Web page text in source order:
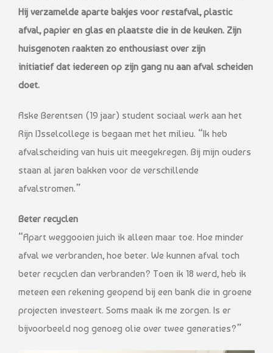
Hij verzamelde aparte bakjes voor restafval, plastic
afval, papier en glas en plaatste die in de keuken. Zijn
huisgenoten raakten zo enthousiast over zijn
initiatiefdat iedereen op zijn gang nu aan afval scheiden
doet.
Aske Berentsen (19 jaar) student sociaal werk aan het
Rijn IJsselcollege is begaan met het milieu. “Ik heb
afvalscheiding van huis uit meegekregen. Bij mijn ouders
staan al jaren bakken voor de verschillende
afvalstromen.”
Beter recyclen
“Apart weggooien juich ik alleen maar toe. Hoe minder
afval we verbranden, hoe beter. We kunnen afval toch
beter recyclen dan verbranden? Toen ik 18 werd, heb ik
meteen een rekening geopend bij een bank die in groene
projecten investeert. Soms maak ik me zorgen. Is er
bijvoorbeeld nog genoeg olie over twee generaties?”